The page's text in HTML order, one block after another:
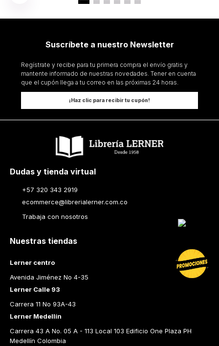
Suscríbete a nuestro Newsletter
Regístrate y recibe para tu primera compra el envío gratis y
mantente informado de nuestras novedades. Tener en cuenta
que el cupón llega a tu correo en las próximas 24 horas.
¡Haz clic para recibir tu cupón!
Dudas y tienda virtual
+57 320 343 2919
ecommerce@librerialerner.com.co
Trabaja con nosotros
Nuestras tiendas
Lerner centro
Avenida Jiménez No 4-35
Lerner Calle 93
Carrera 11 No 93A-43
Lerner Medellín
Carrera 43 A No. 05 A - 113 Local 103 Edificio One Plaza PH
Medellín Colombia